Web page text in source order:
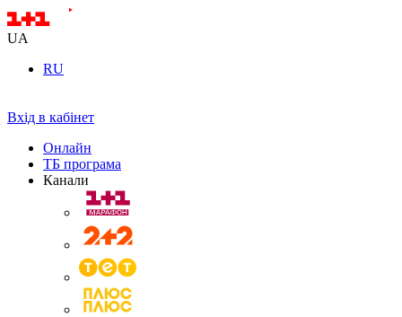
UA
RU
Вхід в кабінет
Онлайн
ТБ програма
Канали